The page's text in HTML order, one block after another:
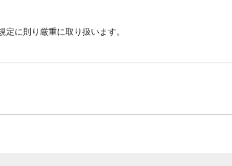
に則り厳重に取り扱います。